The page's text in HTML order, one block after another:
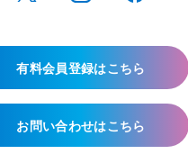
有料会員登録はこちら
お問い合わせはこちら